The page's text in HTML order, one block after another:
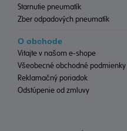
Starnutie pneumatík
Zber odpadových pneumatík
O obchode
Vitajte v našom e-shope
Všeobecné obchodné podmienky
Reklamačný poriadok
Odstúpenie od zmluvy